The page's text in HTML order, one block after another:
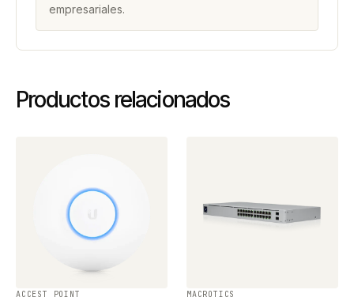
empresariales.
Productos relacionados
ACCEST POINT MACROTICS